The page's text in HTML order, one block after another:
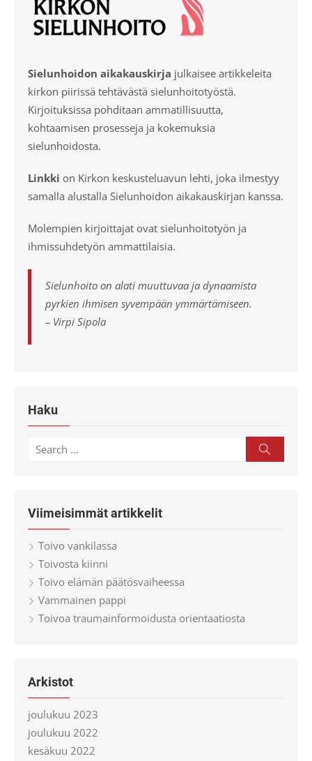
Sielunhoidon aikakauskirja julkaisee artikkeleita
kirkon piirissä tehtävästä sielunhoitotyöstä.
Kirjoituksissa pohditaan ammatillisuutta,
kohtaamisen prosesseja ja kokemuksia
sielunhoidosta.
Linkki on Kirkon keskusteluavun lehti, joka ilmestyy
samalla alustalla Sielunhoidon aikakauskirjan kanssa.
Molempien kirjoittajat ovat sielunhoitotyön ja
ihmissuhdetyön ammattilaisia.
Sielunhoito on alati muuttuvaa ja dynaamista
pyrkien ihmisen syvempään ymmärtämiseen.
– Virpi Sipola
Haku
Search
Viimeisimmät artikkelit
Toivo vankilassa
Toivosta kiinni
Toivo elämän päätösvaiheessa
Vammainen pappi
Toivoa traumainformoidusta orientaatiosta
Arkistot
joulukuu 2023
joulukuu 2022
kesäkuu 2022